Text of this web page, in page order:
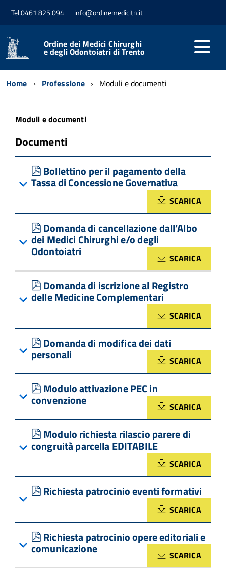
Tel.0461 825 094 info@ordinemedicitn.it
Ordine dei Medici Chirurghi
e degli Odontoiatri di Trento
Home Professione Moduli e documenti
Moduli e documenti
Documenti
pdf
Bollettino per il pagamento della
Tassa di Concessione Governativa
SCARICA
pdf
Domanda di cancellazione dall’Albo
dei Medici Chirurghi e/o degli
Odontoiatri SCARICA
pdf
Domanda di iscrizione al Registro
delle Medicine Complementari
SCARICA
pdf
Domanda di modifica dei dati
personali SCARICA
pdf
Modulo attivazione PEC in
convenzione SCARICA
pdf
Modulo richiesta rilascio parere di
congruità parcella EDITABILE
SCARICA
pdf
Richiesta patrocinio eventi formativi
SCARICA
pdf
Richiesta patrocinio opere editoriali e
comunicazione SCARICA